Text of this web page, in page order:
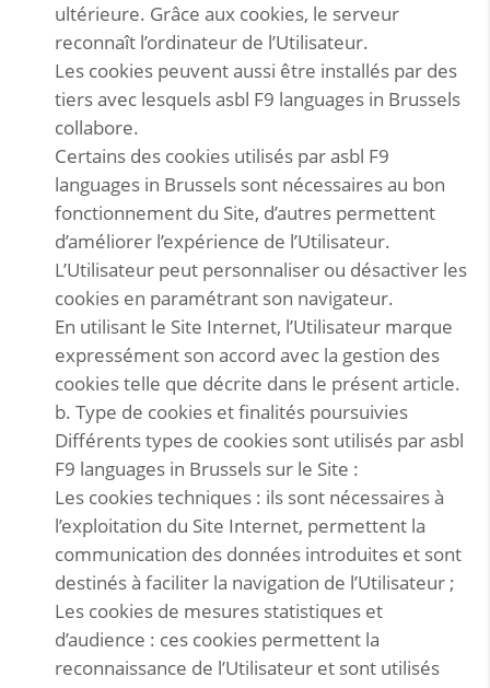
ultérieure. Grâce aux cookies, le serveur
reconnaît l’ordinateur de l’Utilisateur.
Les cookies peuvent aussi être installés par des
tiers avec lesquels asbl F9 languages in Brussels
collabore.
Certains des cookies utilisés par asbl F9
languages in Brussels sont nécessaires au bon
fonctionnement du Site, d’autres permettent
d’améliorer l’expérience de l’Utilisateur.
L’Utilisateur peut personnaliser ou désactiver les
cookies en paramétrant son navigateur.
En utilisant le Site Internet, l’Utilisateur marque
expressément son accord avec la gestion des
cookies telle que décrite dans le présent article.
b. Type de cookies et finalités poursuivies
Différents types de cookies sont utilisés par asbl
F9 languages in Brussels sur le Site :
Les cookies techniques : ils sont nécessaires à
l’exploitation du Site Internet, permettent la
communication des données introduites et sont
destinés à faciliter la navigation de l’Utilisateur ;
Les cookies de mesures statistiques et
d’audience : ces cookies permettent la
reconnaissance de l’Utilisateur et sont utilisés